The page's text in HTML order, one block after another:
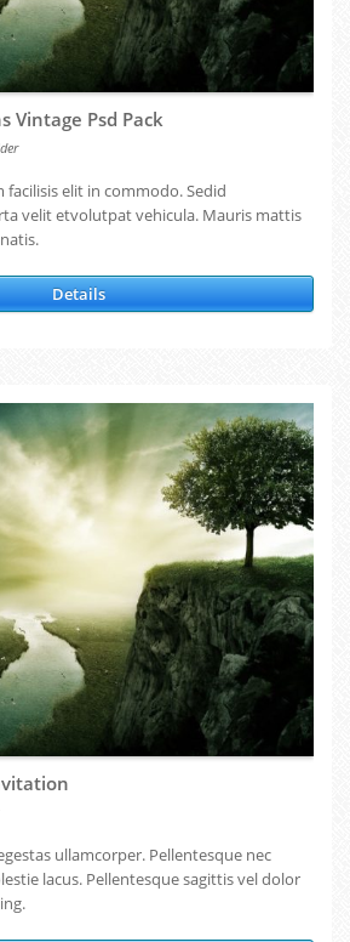
Vintage Psd Pack
elit in commodo. Sedid
velit etvolutpat vehicula. Mauris mattis
Details
ullamcorper. Pellentesque nec
lacus. Pellentesque sagittis vel dolor